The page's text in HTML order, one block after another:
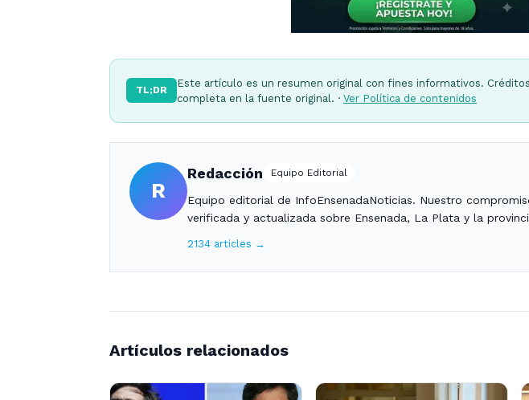
TL;DR
Este artículo es un resumen original con fines informativos.
completa en la fuente original. · Ver Política de contenidos
R
Redacción Equipo Editorial
Equipo editorial de InfoEnsenadaNoticias. Nuestro
verificada y actualizada sobre Ensenada, La Plata y la
2134 articles →
Artículos relacionados